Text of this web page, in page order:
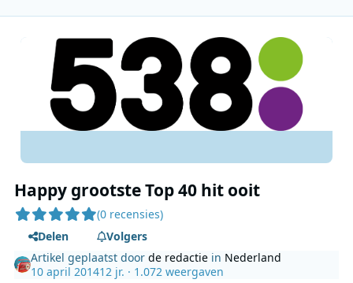
Happy grootste Top 40 hit ooit
(0 recensies)
Delen
Volgers
Artikel geplaatst doorde redactie in Nederland
10 april 201412 jr. · 1.072 weergaven